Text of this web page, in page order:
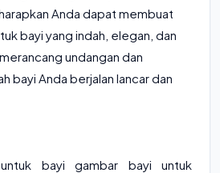
Anda dapat membuat
bayi yang indah, elegan, dan
undangan dan
bayi Anda berjalan lancar dan
bayi gambar bayi untuk